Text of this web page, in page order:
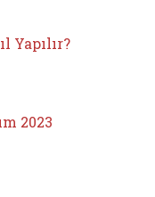
Yapılır?
2023